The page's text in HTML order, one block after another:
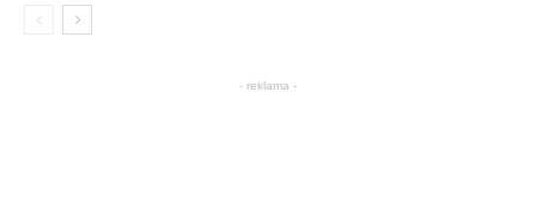
- reklama -